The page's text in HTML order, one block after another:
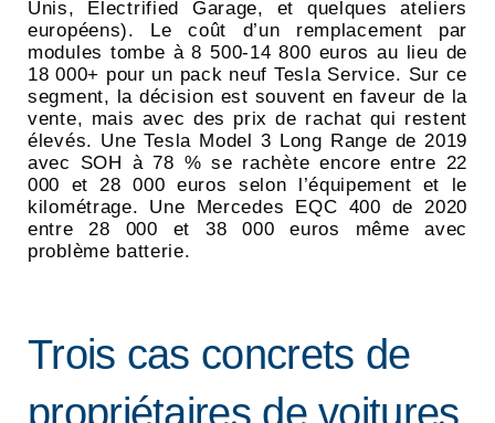
Unis, Electrified Garage, et quelques ateliers
européens). Le coût d’un remplacement par
modules tombe à 8 500-14 800 euros au lieu de
18 000+ pour un pack neuf Tesla Service. Sur ce
segment, la décision est souvent en faveur de la
vente, mais avec des prix de rachat qui restent
élevés. Une Tesla Model 3 Long Range de 2019
avec SOH à 78 % se rachète encore entre 22
000 et 28 000 euros selon l’équipement et le
kilométrage. Une Mercedes EQC 400 de 2020
entre 28 000 et 38 000 euros même avec
problème batterie.
Trois cas concrets de
propriétaires de voitures